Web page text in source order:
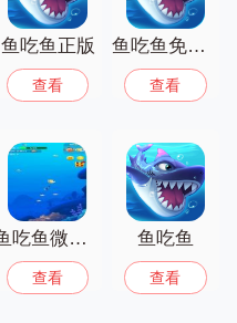
鱼吃鱼正版
查看
鱼吃鱼免费版
查看
鱼吃鱼微信小免广告
查看
鱼吃鱼
查看